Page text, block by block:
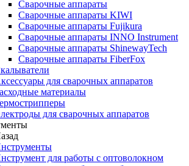
Сварочные аппараты
Сварочные аппараты KIWI
Сварочные аппараты Fujikura
Сварочные аппараты INNO Instrument
Сварочные аппараты ShinewayTech
Cварочные аппараты FiberFox
для сварочных аппаратов
материалы
для сварочных аппаратов
для работы с оптоволокном